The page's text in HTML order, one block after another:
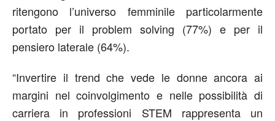
ritengono l’universo femminile particolarmente
portato per il problem solving (77%) e per il
pensiero laterale (64%).
“Invertire il trend che vede le donne ancora ai
margini nel coinvolgimento e nelle possibilità di
carriera in professioni STEM rappresenta un